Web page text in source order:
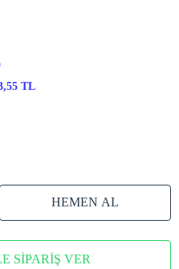
TL
HEMEN AL
SİPARİŞ VER